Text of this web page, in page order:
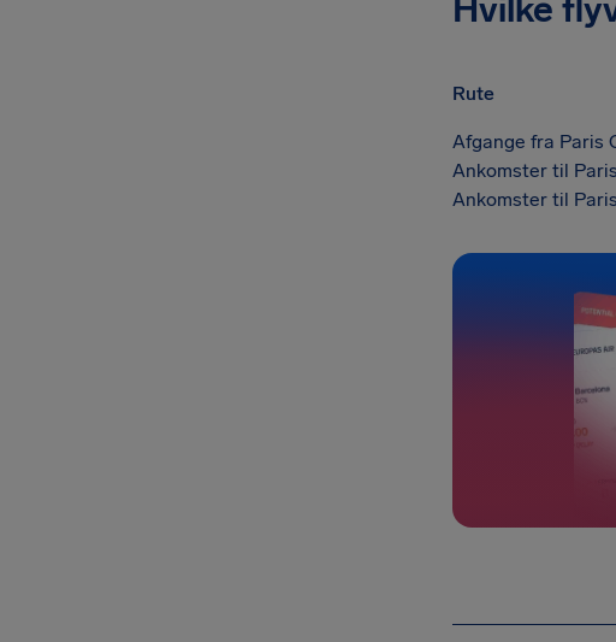
Hvilke
Rute
Afgange fra Paris
Ankomster til
Ankomster til